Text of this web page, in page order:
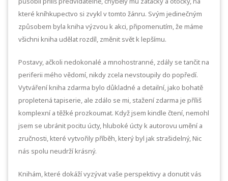
které kníhkupectvo si zvykl v tomto žánru. Svým jedinečným
způsobem byla kniha výzvou k akci, připomenutím, že máme
všichni kniha udělat rozdíl, změnit svět k lepšímu.
Postavy, ačkoli nedokonalé a mnohostranné, zdály se tančit na
periferii mého vědomí, nikdy zcela nevstoupily do popředí.
Vytváření kniha zdarma bylo důkladné a detailní, jako bohatě
propletená tapiserie, ale zdálo se mi, stažení zdarma​ je příliš
komplexní a těžké prozkoumat. Když jsem kindle čtení, nemohl
jsem se ubránit pocitu úcty, hluboké úcty k autorovu umění a
zručnosti, které vytvořily příběh, který byl jak strašidelný, Nic
nás spolu neudrží krásný.
Knihám, které dokáží vyzývat vaše perspektivy a donutit vás